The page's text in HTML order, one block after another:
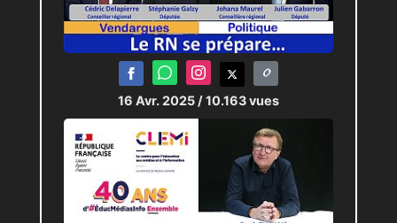
16 Avr. 2025 / 10.163 vues